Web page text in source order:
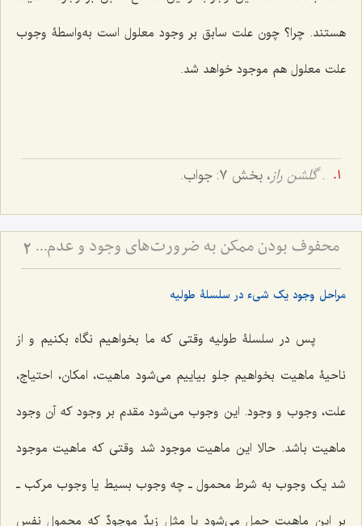
هستند. چرا؟ چون علت سابق بر وجود معلول است به‌واسطۀ وجوب
علت معلول هم موجود خواهد شد.
.گلشن راز، بخش ۷: جواب.
محفوف بودن ممکن به ضرورت‌های وجود و عدم - تحلیل ضرورت‌های سابق و لاحق در هستی‌شناسی فلسفی 2
مراحل وجود یک شیء در سلسلۀ طولیه
پس در سلسلۀ طولیه وقتی که ما بخواهیم نگاه بکنیم و از
ناحیۀ ماهیت بخواهیم جلو بیاییم می‌شود ماهیت، امکان، احتیاج،
علت، وجوب و وجود. این وجوب می‌شود مقدم بر وجود که آن وجود
ماهیت باشد. حالا این ماهیت موجود شد وقتی که ماهیت موجود
شد یک وجوب به شرط محمول ـ چه وجوب بسیط یا وجوب مرکب ـ
بر این ماهیت حمل می‌شود یا مثل زیدٌ موجودٌکه محمول نفس